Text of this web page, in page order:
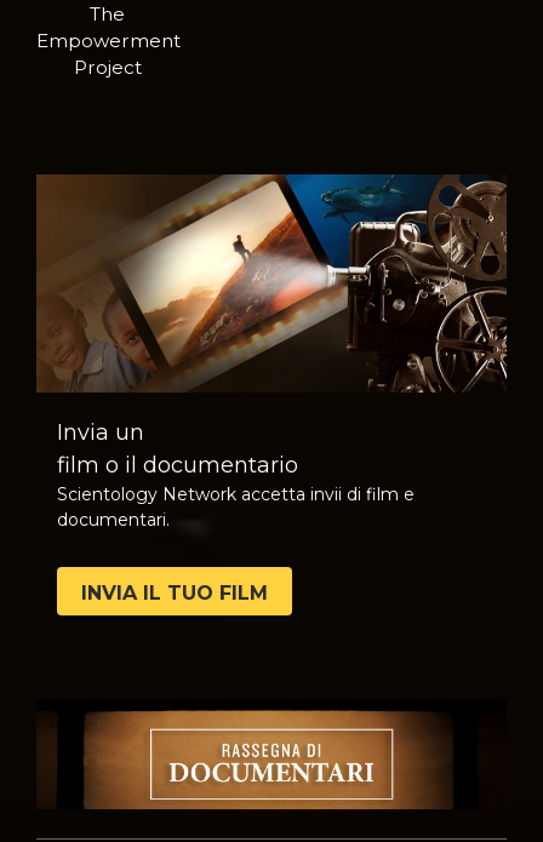
The
Empowerment
Project
Invia un
film o il documentario
Scientology Network accetta invii di film e
documentari.
INVIA IL TUO FILM